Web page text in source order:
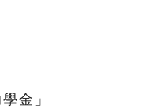
金」